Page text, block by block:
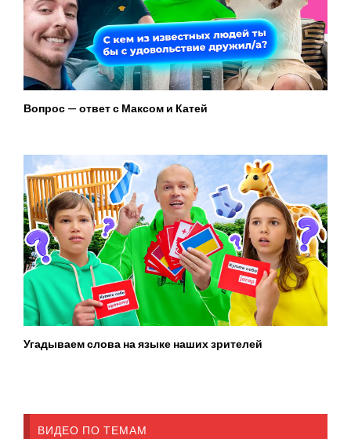
Вопрос — ответ с Максом и Катей
Угадываем слова на языке наших зрителей
ВИДЕО ПО ТЕМАМ